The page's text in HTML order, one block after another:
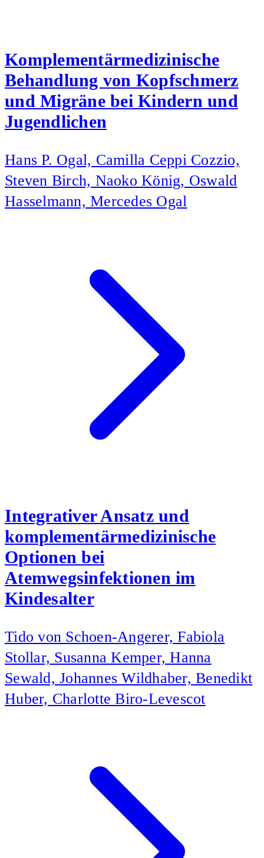
Komplementärmedizinische
Behandlung von Kopfschmerz
und Migräne bei Kindern und
Jugendlichen
Hans P. Ogal, Camilla Ceppi Cozzio,
Steven Birch, Naoko König, Oswald
Hasselmann, Mercedes Ogal
Integrativer Ansatz und
komplementärmedizinische
Optionen bei
Atemwegsinfektionen im
Kindesalter
Tido von Schoen-Angerer, Fabiola
Stollar, Susanna Kemper, Hanna
Sewald, Johannes Wildhaber, Benedikt
Huber, Charlotte Biro-Levescot